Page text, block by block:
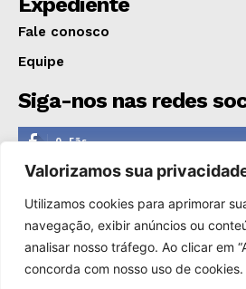
AGRONOTÍCIAS
ÚLTIMAS NOTÍCIAS
Valorizamos sua
Utilizamos cookies para aprimorar
navegação, exibir anúncios ou
analisar nosso tráfego. Ao clicar em
concorda com nosso uso de cookies.
Fale conosco
Equipe
Siga-nos nas redes
0 Fãs
0 Seguidores
0 Inscritos